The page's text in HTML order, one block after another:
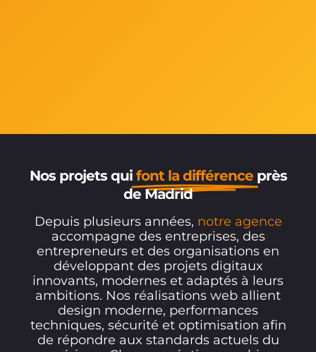
Nos projets qui font la différence près
de Madrid
Depuis plusieurs années, notre agence
accompagne des entreprises, des
entrepreneurs et des organisations en
développant des projets digitaux
innovants, modernes et adaptés à leurs
ambitions. Nos réalisations web allient
design moderne, performances
techniques, sécurité et optimisation afin
de répondre aux standards actuels du